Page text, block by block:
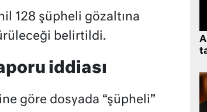
128 şüpheli gözaltına
belirtildi.
iddiası
göre dosyada “şüpheli”